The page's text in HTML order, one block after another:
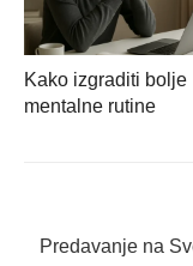
Kako izgraditi bolje
mentalne rutine
objava
Previous
Predavanje na